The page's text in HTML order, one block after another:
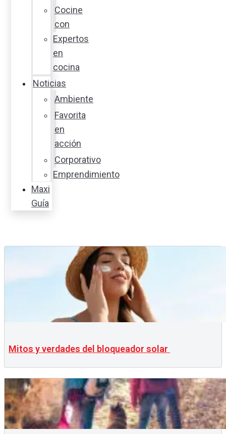
Cocine
con
Expertos
en
cocina
Noticias
Ambiente
Favorita
en
acción
Corporativo
Emprendimiento
Maxi
Guía
Mitos y verdades del bloqueador solar